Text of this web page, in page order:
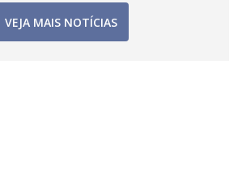
VEJA MAIS NOTÍCIAS